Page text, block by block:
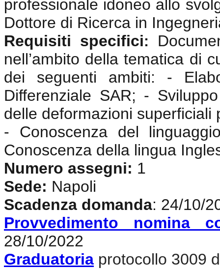
professionale idoneo allo
Dottore di Ricerca in
Requisiti specifici:
nell’ambito della tematica di
dei seguenti ambiti: -
Differenziale SAR; -
delle deformazioni
- Conoscenza del
Conoscenza della lingua
Numero assegni: 1
Sede: Napoli
Scadenza domanda: 24/10/
Provvedimento nomina
28/10/2022
Graduatoria protocollo 3009